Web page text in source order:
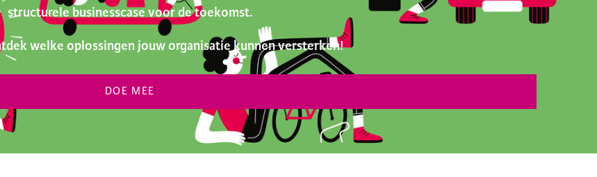
structurele businesscase voor de toekomst.
welke oplossingen jouw organisatie kunnen versterken!
DOE MEE